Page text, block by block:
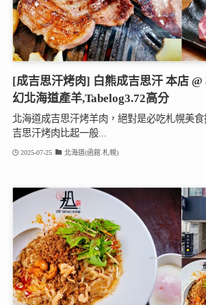
[成吉思汗烤肉] 白熊成吉思汗 本店
幻北海道產羊,Tabelog3.72高分
北海道成吉思汗烤羊肉，絕對是必吃札幌美
吉思汗烤肉比起一般...
2025-07-25 北海道(函館.札幌)